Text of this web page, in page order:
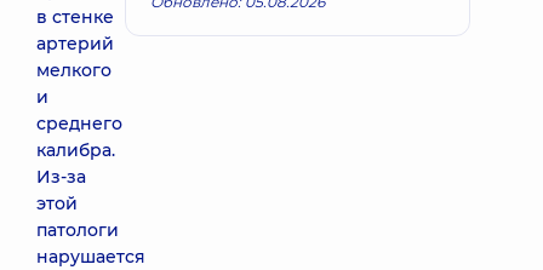
в стенке
артерий
мелкого
и
среднего
калибра.
Из-за
этой
патологи
нарушается